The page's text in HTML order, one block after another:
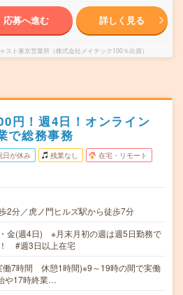
応募へ進む 詳しく見る
スト東京営業所（株式会社メイテック100％出資）
円！週4日！オンライン
で総務事務
日が休み 残業なし 在宅・リモート
2分／虎ノ門ヒルズ駅から徒歩7分
金(週4日) ※月末月初の週は週5日勤務で
#週3日以上在宅
働7時間 休憩1時間)※9～19時の間で実働
や17時終業…